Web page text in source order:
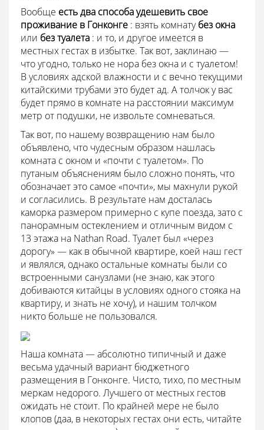
Вообще есть два способа удешевить свое
проживание в Гонконге : взять комнатубез окна
или без туалета : и то, и другое имеется в
местных гестах в избытке. Так вот, заклинаю —
что угодно, только не нора без окна и с туалетом!
В условиях адской влажности и с вечно текущими
китайскими трубами это будет ад. А толчок у вас
будет прямо в комнате на расстоянии максимум
метр от подушки, не извольте сомневаться.
Так вот, по нашему возвращению нам было
объявлено, что чудесным образом нашлась
комната с окном и «почти с туалетом». По
путаным объяснениям было сложно понять, что
обозначает это самое «почти», мы махнули рукой
и согласились. В результате нам досталась
каморка размером примерно с купе поезда, зато с
панорамным остеклением и отличным видом с
13 этажа на Nathan Road. Туалет был «через
дорогу» — как в обычной квартире, коей наш гест
и являлся, однако остальные комнаты были со
встроенными санузлами (не знаю, как этого
добиваются китайцы в условиях одного стояка на
квартиру, и знать не хочу), и нашим толчком
никто больше не пользовался.
Наша комната — абсолютно типичный и даже
весьма удачный вариант бюджетного
размещения в Гонконге. Чисто, тихо, по местным
меркам недорого. Лучшего от местных гестов
ожидать не стоит. По крайней мере не было
клопов (даа, в некоторых гестах они есть, читайте